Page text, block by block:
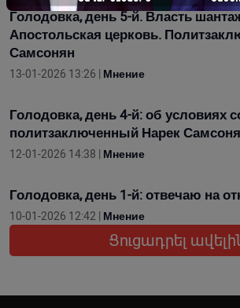
Голодовка, день 5-й. Власть
Апостольская церковь.
Самсонян
13-01-2026 13:26 | Мнение
Голодовка, день 4-й: об условиях
политзаключенный Нарек
12-01-2026 14:38 | Мнение
Голодовка, день 1-й: отвечаю на
10-01-2026 12:42 | Мнение
Ցուցադրել